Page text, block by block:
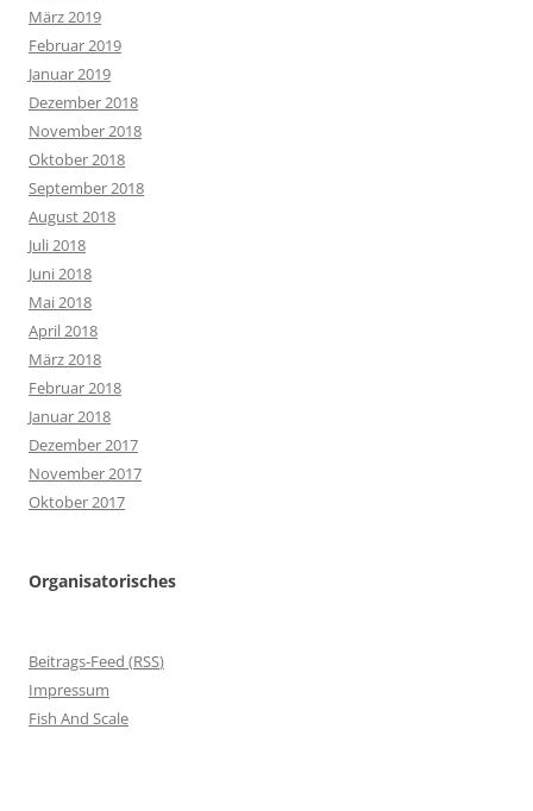
März 2019
Februar 2019
Januar 2019
Dezember 2018
November 2018
Oktober 2018
September 2018
August 2018
Juli 2018
Juni 2018
Mai 2018
April 2018
März 2018
Februar 2018
Januar 2018
Dezember 2017
November 2017
Oktober 2017
Organisatorisches
Beitrags-Feed (RSS)
Impressum
Fish And Scale